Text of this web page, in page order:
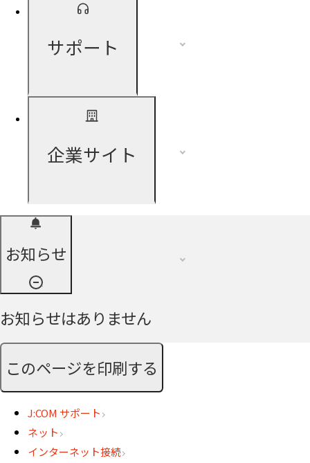
サポート
企業サイト
お知らせ
お知らせはありません
このページを印刷する
J:COM サポート
ネット
インターネット接続